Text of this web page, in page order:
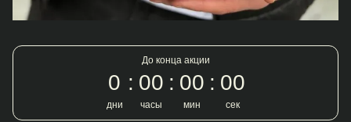
До конца акции
0
дни
00
часы
00
мин
00
сек